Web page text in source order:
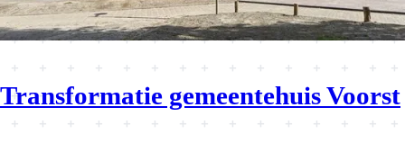
Transformatie gemeentehuis Voorst